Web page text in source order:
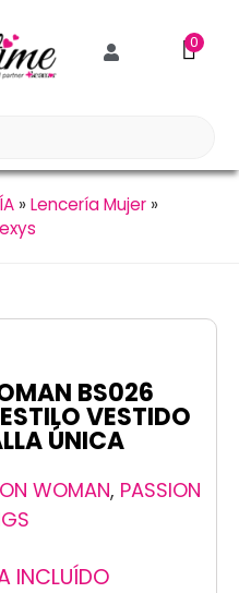
0
»Lencería Mujer »
BS026
VESTIDO
ÚNICA
WOMAN, PASSION
INCLUÍDO